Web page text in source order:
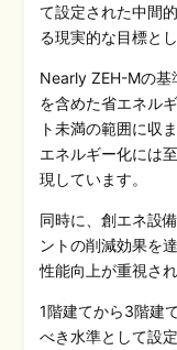
て設定された中間
る現実的な目標と
Nearly ZEH-Mの基
を含めた省エネル
ト未満の範囲に収
エネルギー化には
現しています。
同時に、創エネ設
ントの削減効果を
性能向上が重視さ
1階建てから3階建
べき水準として設